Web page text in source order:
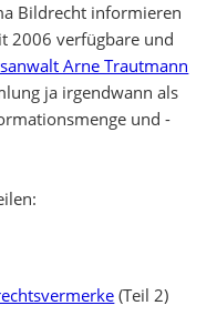
Bildrecht informieren
2006 verfügbare und
Arne Trautmann
ja irgendwann als
und -
(Teil 2)